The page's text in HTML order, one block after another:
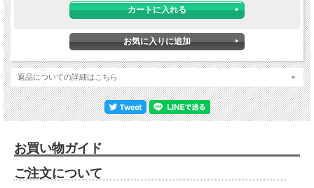
返品についての詳細はこちら
お買い物ガイド
ご注文について